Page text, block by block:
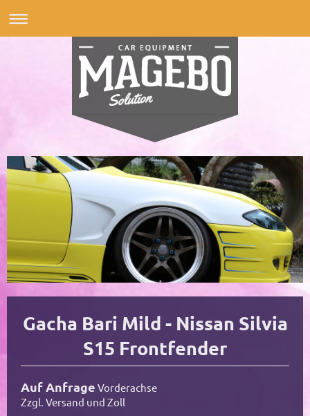
Gacha Bari Mild - Nissan Silvia
S15 Frontfender
Auf Anfrage Vorderachse
Zzgl. Versand und Zoll